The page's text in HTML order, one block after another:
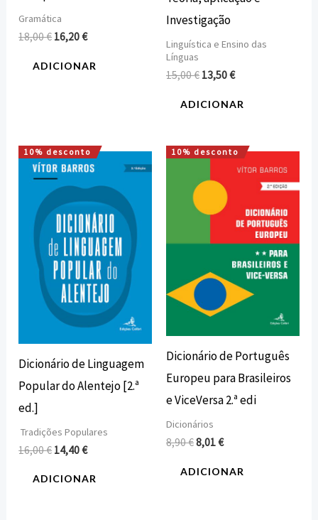
Gramática
18,00€ 16,20€
ADICIONAR
Investigação
Linguística e Ensino das
Línguas
15,00€ 13,50€
ADICIONAR
10% desconto
Dicionário de Linguagem
Popular do Alentejo [2.ª
ed.]
Tradições Populares
16,00€
O
preço
original
16,00 €.
14,40€
O
preço
atual
é:
14,40 €.
ADICIONAR
10% desconto
Dicionário de Português
Europeu para Brasileiros
e ViceVersa 2.ª edi
Dicionários
8,90€
O
original
8,90 €.
8,01€
O
preço
atual
é:
8,01 €.
ADICIONAR